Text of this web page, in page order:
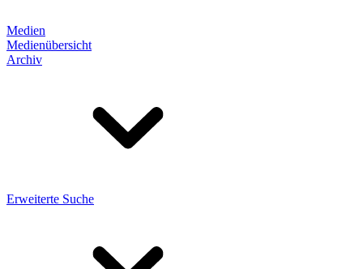
Medien
Medienübersicht
Archiv
Erweiterte Suche